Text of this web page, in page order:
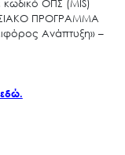
ΟΠΣ (MIS)
ΠΡΟΓΡΑΜΜΑ
Ανάπτυξη» –